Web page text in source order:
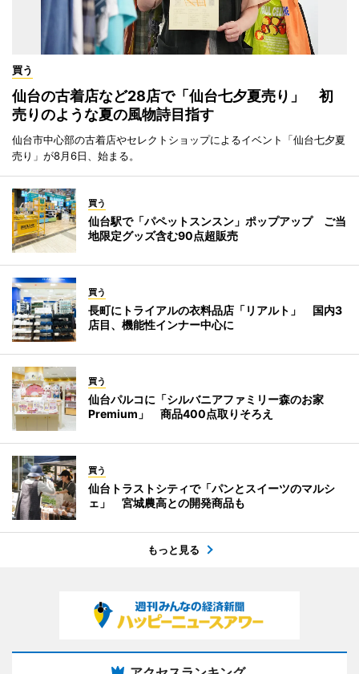
買う
仙台の古着店など28店で「仙台七夕夏売り」 初
売りのような夏の風物詩目指す
仙台市中心部の古着店やセレクトショップによるイベント「仙台七夕夏
売り」が8月6日、始まる。
買う
仙台駅で「パペットスンスン」ポップアップ ご当
地限定グッズ含む90点超販売
買う
長町にトライアルの衣料品店「リアルト」 国内3
店目、機能性インナー中心に
買う
仙台パルコに「シルバニアファミリー森のお家
Premium」 商品400点取りそろえ
買う
仙台トラストシティで「パンとスイーツのマルシ
ェ」 宮城農高との開発商品も
もっと見る